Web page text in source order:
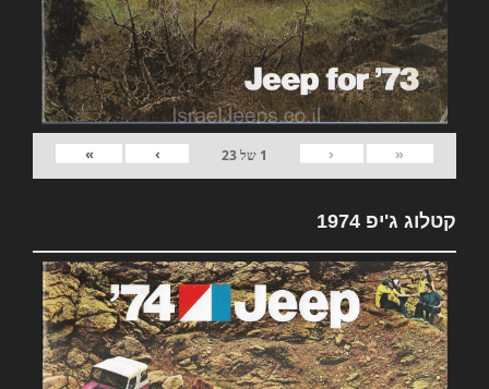
«
‹
1 של23
›
»
קטלוג ג'יפ 1974